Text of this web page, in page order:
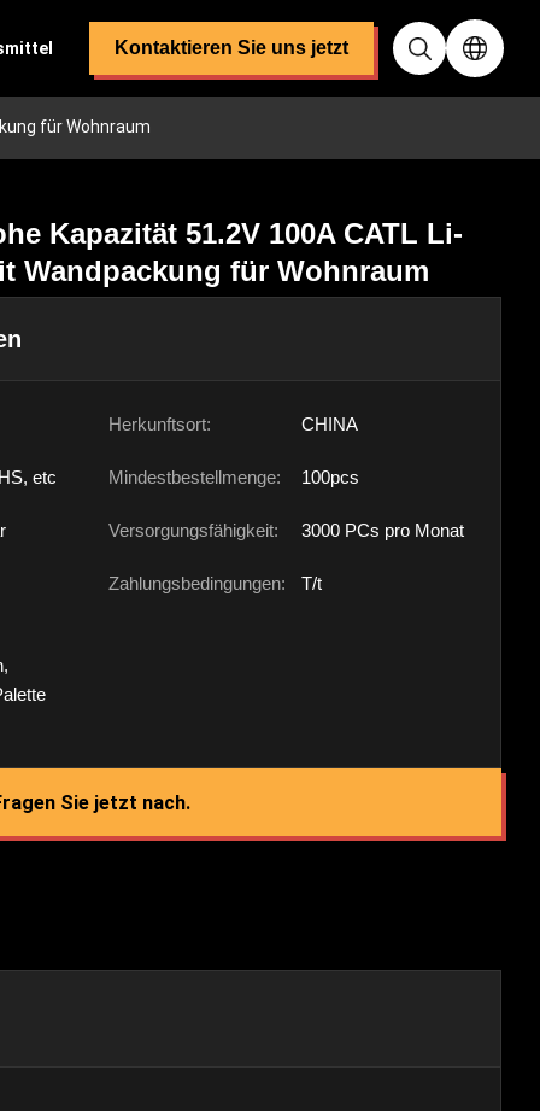
Kontaktieren Sie uns jetzt
für Wohnraum
Kapazität 51.2V 100A CATL Li-
Wandpackung für Wohnraum
Herkunftsort: CHINA
etc Mindestbestellmenge: 100pcs
Versorgungsfähigkeit: 3000 PCs pro Monat
Zahlungsbedingungen: T/t
Sie jetzt nach.